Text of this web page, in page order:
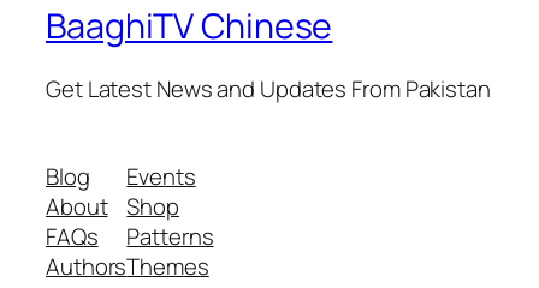
BaaghiTV Chinese
Get Latest News and Updates From Pakistan
Blog
About
FAQs
Authors
Events
Shop
Patterns
Themes